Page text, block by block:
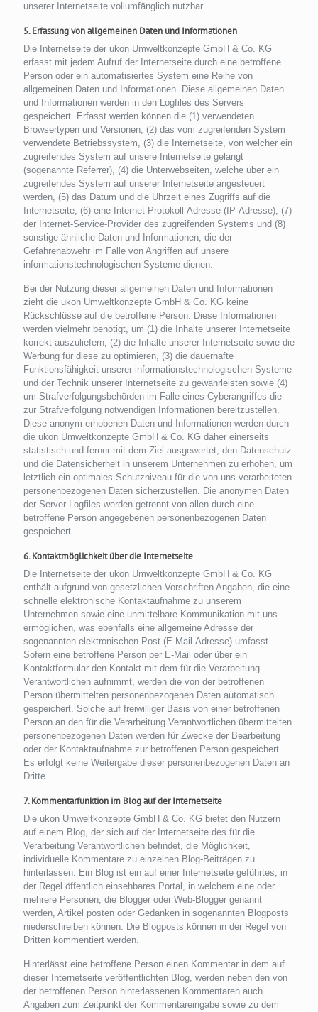
unserer Internetseite vollumfänglich nutzbar.
5. Erfassung von allgemeinen Daten und Informationen
Die Internetseite der ukon Umweltkonzepte GmbH & Co. KG
erfasst mit jedem Aufruf der Internetseite durch eine betroffene
Person oder ein automatisiertes System eine Reihe von
allgemeinen Daten und Informationen. Diese allgemeinen Daten
und Informationen werden in den Logfiles des Servers
gespeichert. Erfasst werden können die (1) verwendeten
Browsertypen und Versionen, (2) das vom zugreifenden System
verwendete Betriebssystem, (3) die Internetseite, von welcher ein
zugreifendes System auf unsere Internetseite gelangt
(sogenannte Referrer), (4) die Unterwebseiten, welche über ein
zugreifendes System auf unserer Internetseite angesteuert
werden, (5) das Datum und die Uhrzeit eines Zugriffs auf die
Internetseite, (6) eine Internet-Protokoll-Adresse (IP-Adresse), (7)
der Internet-Service-Provider des zugreifenden Systems und (8)
sonstige ähnliche Daten und Informationen, die der
Gefahrenabwehr im Falle von Angriffen auf unsere
informationstechnologischen Systeme dienen.
Bei der Nutzung dieser allgemeinen Daten und Informationen
zieht die ukon Umweltkonzepte GmbH & Co. KG keine
Rückschlüsse auf die betroffene Person. Diese Informationen
werden vielmehr benötigt, um (1) die Inhalte unserer Internetseite
korrekt auszuliefern, (2) die Inhalte unserer Internetseite sowie die
Werbung für diese zu optimieren, (3) die dauerhafte
Funktionsfähigkeit unserer informationstechnologischen Systeme
und der Technik unserer Internetseite zu gewährleisten sowie (4)
um Strafverfolgungsbehörden im Falle eines Cyberangriffes die
zur Strafverfolgung notwendigen Informationen bereitzustellen.
Diese anonym erhobenen Daten und Informationen werden durch
die ukon Umweltkonzepte GmbH & Co. KG daher einerseits
statistisch und ferner mit dem Ziel ausgewertet, den Datenschutz
und die Datensicherheit in unserem Unternehmen zu erhöhen, um
letztlich ein optimales Schutzniveau für die von uns verarbeiteten
personenbezogenen Daten sicherzustellen. Die anonymen Daten
der Server-Logfiles werden getrennt von allen durch eine
betroffene Person angegebenen personenbezogenen Daten
gespeichert.
6. Kontaktmöglichkeit über die Internetseite
Die Internetseite der ukon Umweltkonzepte GmbH & Co. KG
enthält aufgrund von gesetzlichen Vorschriften Angaben, die eine
schnelle elektronische Kontaktaufnahme zu unserem
Unternehmen sowie eine unmittelbare Kommunikation mit uns
ermöglichen, was ebenfalls eine allgemeine Adresse der
sogenannten elektronischen Post (E-Mail-Adresse) umfasst.
Sofern eine betroffene Person per E-Mail oder über ein
Kontaktformular den Kontakt mit dem für die Verarbeitung
Verantwortlichen aufnimmt, werden die von der betroffenen
Person übermittelten personenbezogenen Daten automatisch
gespeichert. Solche auf freiwilliger Basis von einer betroffenen
Person an den für die Verarbeitung Verantwortlichen übermittelten
personenbezogenen Daten werden für Zwecke der Bearbeitung
oder der Kontaktaufnahme zur betroffenen Person gespeichert.
Es erfolgt keine Weitergabe dieser personenbezogenen Daten an
Dritte.
7. Kommentarfunktion im Blog auf der Internetseite
Die ukon Umweltkonzepte GmbH & Co. KG bietet den Nutzern
auf einem Blog, der sich auf der Internetseite des für die
Verarbeitung Verantwortlichen befindet, die Möglichkeit,
individuelle Kommentare zu einzelnen Blog-Beiträgen zu
hinterlassen. Ein Blog ist ein auf einer Internetseite geführtes, in
der Regel öffentlich einsehbares Portal, in welchem eine oder
mehrere Personen, die Blogger oder Web-Blogger genannt
werden, Artikel posten oder Gedanken in sogenannten Blogposts
niederschreiben können. Die Blogposts können in der Regel von
Dritten kommentiert werden.
Hinterlässt eine betroffene Person einen Kommentar in dem auf
dieser Internetseite veröffentlichten Blog, werden neben den von
der betroffenen Person hinterlassenen Kommentaren auch
Angaben zum Zeitpunkt der Kommentareingabe sowie zu dem